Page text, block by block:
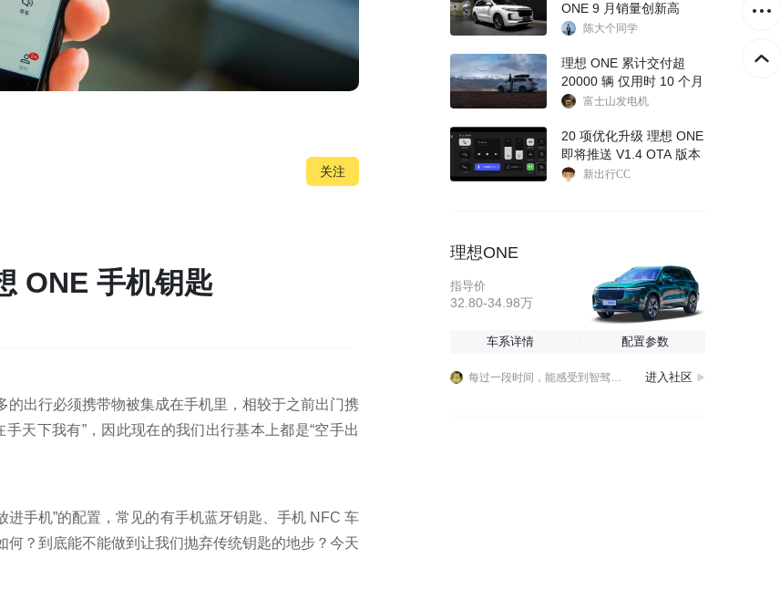
关注
ONE 手机钥匙
出行必须携带物被集成在手机里，相较于之前出门携
天下我有”，因此现在的我们出行基本上都是“空手出
进手机”的配置，常见的有手机蓝牙钥匙、手机 NFC 车
？到底能不能做到让我们抛弃传统钥匙的地步？今天
ONE 9 月销量创新高
陈大个同学
理想 ONE 累计交付超
20000 辆 仅用时 10 个月
富士山发电机
20 项优化升级 理想 ONE
即将推送 V1.4 OTA 版本
新出行CC
理想ONE
指导价
32.80-34.98万
车系详情 配置参数
进入社区